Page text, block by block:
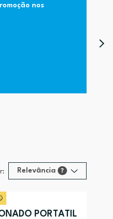
nos
Relevância ?
PORTÁTIL